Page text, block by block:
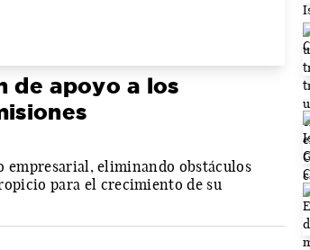
de apoyo a los
eliminando obstáculos
para el crecimiento de su